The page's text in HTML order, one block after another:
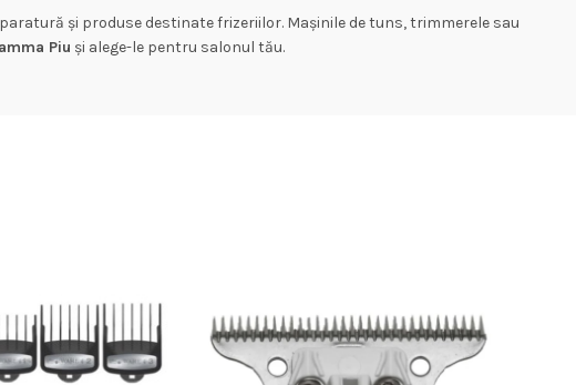
și produse destinate frizeriilor. Mașinile de tuns, trimmerele sau
Piu și alege-le pentru salonul tău.